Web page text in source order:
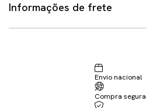
Informações de frete
Envio nacional
Compra segura